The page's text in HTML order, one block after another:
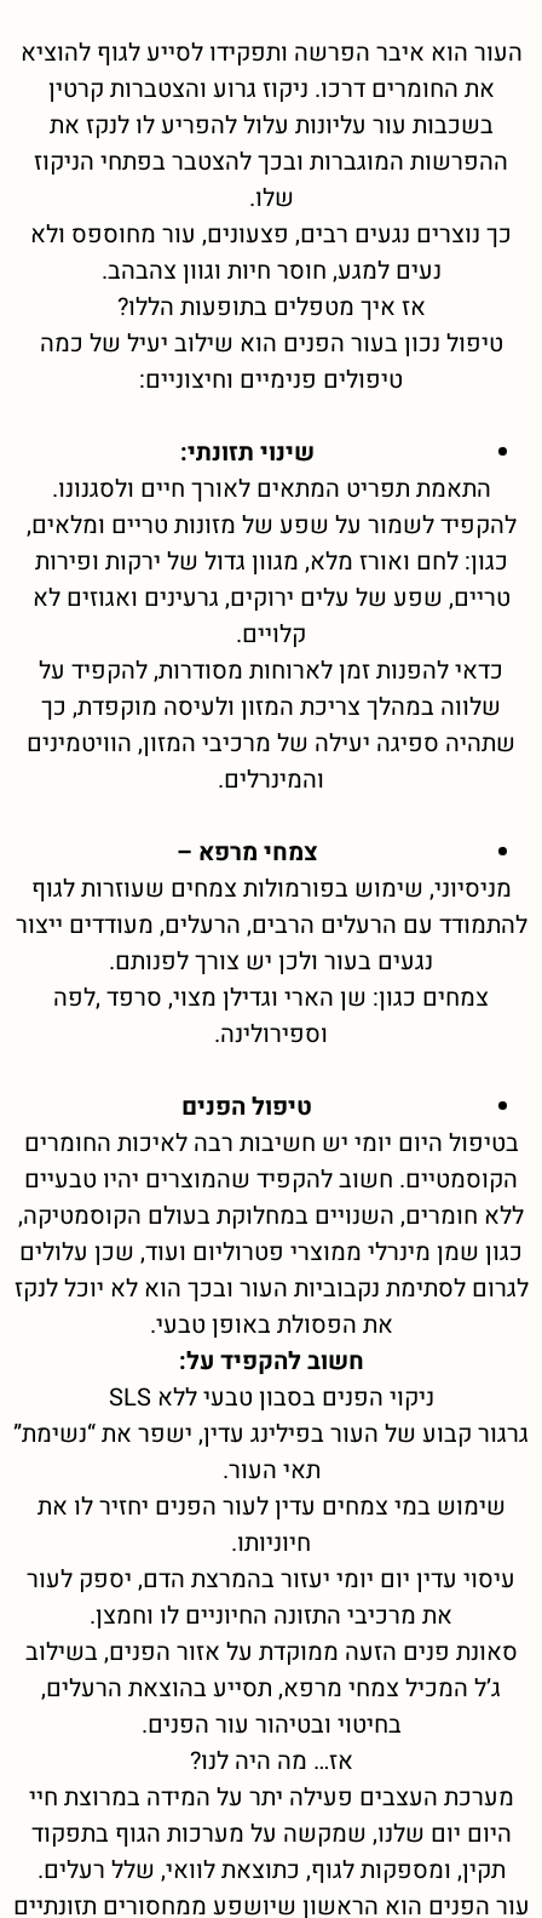
העור הוא איבר הפרשה ותפקידו לסייע לגוף להוציא
את החומרים דרכו. ניקוז גרוע והצטברות קרטין
בשכבות עור עליונות עלול להפריע לו לנקז את
ההפרשות המוגברות ובכך להצטבר בפתחי הניקוז
שלו.
כך נוצרים נגעים רבים, פצעונים, עור מחוספס ולא
נעים למגע, חוסר חיות וגוון צהבהב.
אז איך מטפלים בתופעות הללו?
טיפול נכון בעור הפנים הוא שילוב יעיל של כמה
טיפולים פנימיים וחיצוניים:
שינוי תזונתי:
התאמת תפריט המתאים לאורך חיים ולסגנונו.
להקפיד לשמור על שפע של מזונות טריים ומלאים,
כגון: לחם ואורז מלא, מגוון גדול של ירקות ופירות
טריים, שפע של עלים ירוקים, גרעינים ואגוזים לא
קלויים.
כדאי להפנות זמן לארוחות מסודרות, להקפיד על
שלווה במהלך צריכת המזון ולעיסה מוקפדת, כך
שתהיה ספיגה יעילה של מרכיבי המזון, הוויטמינים
והמינרלים.
צמחי מרפא –
מניסיוני, שימוש בפורמולות צמחים שעוזרות לגוף
להתמודד עם הרעלים הרבים, הרעלים, מעודדים ייצור
נגעים בעור ולכן יש צורך לפנותם.
צמחים כגון: שן הארי וגדילן מצוי, סרפד ,לפה
וספירולינה.
טיפול הפנים
בטיפול היום יומי יש חשיבות רבה לאיכות החומרים
הקוסמטיים. חשוב להקפיד שהמוצרים יהיו טבעיים
ללא חומרים, השנויים במחלוקת בעולם הקוסמטיקה,
כגון שמן מינרלי ממוצרי פטרוליום ועוד, שכן עלולים
לגרום לסתימת נקבוביות העור ובכך הוא לא יוכל לנקז
את הפסולת באופן טבעי.
חשוב להקפיד על:
ניקוי הפנים בסבון טבעי ללא SLS
גרגור קבוע של העור בפילינג עדין, ישפר את “נשימת”
תאי העור.
שימוש במי צמחים עדין לעור הפנים יחזיר לו את
חיוניותו.
עיסוי עדין יום יומי יעזור בהמרצת הדם, יספק לעור
את מרכיבי התזונה החיוניים לו וחמצן.
סאונת פנים הזעה ממוקדת על אזור הפנים, בשילוב
ג’ל המכיל צמחי מרפא, תסייע בהוצאת הרעלים,
בחיטוי ובטיהור עור הפנים.
אז… מה היה לנו?
מערכת העצבים פעילה יתר על המידה במרוצת חיי
היום יום שלנו, שמקשה על מערכות הגוף בתפקוד
תקין, ומספקות לגוף, כתוצאת לוואי, שלל רעלים.
עור הפנים הוא הראשון שיושפע ממחסורים תזונתיים